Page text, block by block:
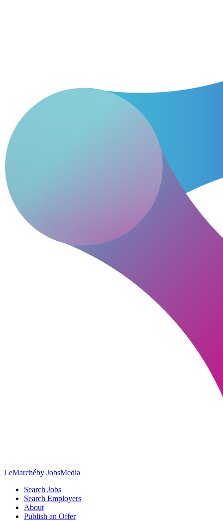
LeMarchéby JobsMedia
Search Jobs
Search Employers
About
Publish an Offer